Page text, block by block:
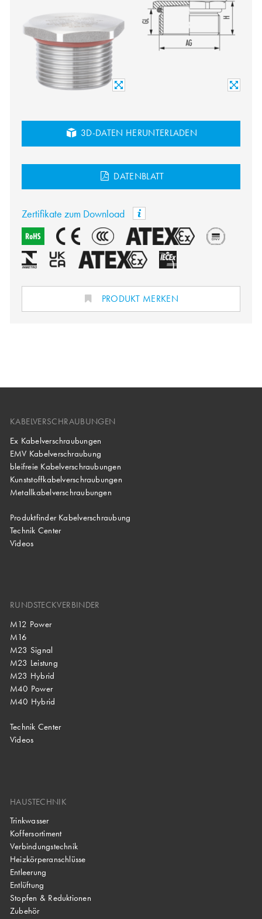
3D-DATEN HERUNTERLADEN
DATENBLATT
Zertifikate zum Download
PRODUKT MERKEN
KABELVERSCHRAUBUNGEN
Ex Kabelverschraubungen
EMV Kabelverschraubung
bleifreie Kabelverschraubungen
Kunststoffkabelverschraubungen
Metallkabelverschraubungen
Produktfinder Kabelverschraubung
Technik Center
Videos
RUNDSTECKVERBINDER
M12 Power
M16
M23 Signal
M23 Leistung
M23 Hybrid
M40 Power
M40 Hybrid
Technik Center
Videos
HAUSTECHNIK
Trinkwasser
Koffersortiment
Verbindungstechnik
Heizkörperanschlüsse
Entleerung
Entlüftung
Stopfen & Reduktionen
Zubehör